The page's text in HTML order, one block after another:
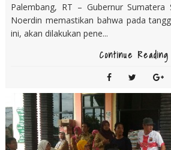
Palembang, RT – Gubernur Sumatera
Noerdin memastikan bahwa pada
ini, akan dilakukan pene...
Continue Reading